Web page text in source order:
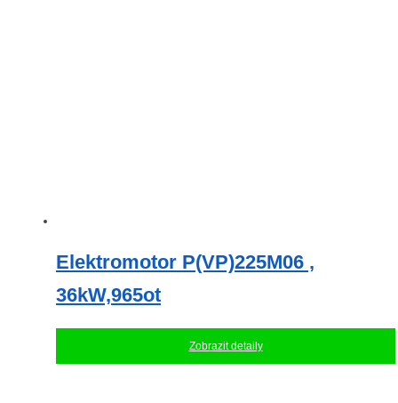
Elektromotor P(VP)225M06 ,
36kW,965ot
Zobrazit detaily